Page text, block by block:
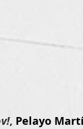
, Pelayo